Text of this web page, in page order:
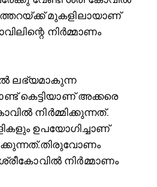
മുകളിലായാണ്
നിർമ്മാണം
ലഭ്യമാകുന്ന
കെട്ടിയാണ് അക്കരെ
നിർമ്മിക്കുന്നത്.
ഉപയോഗിച്ചാണ്
നിർമ്മാണം